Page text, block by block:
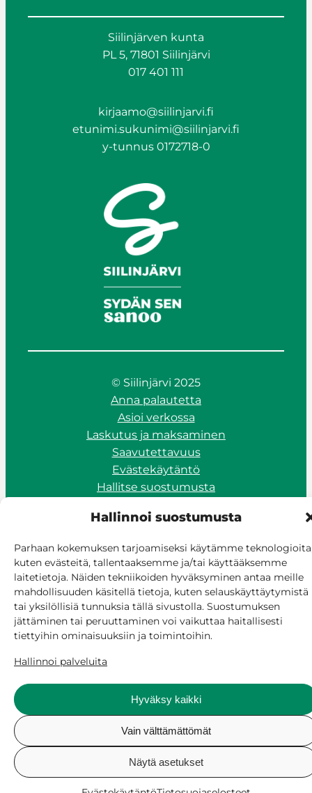
Hallinnoi suostumusta
Parhaan kokemuksen tarjoamiseksi käytämme
kuten evästeitä, tallentaaksemme ja/tai käyttääksemme
laitetietoja. Näiden tekniikoiden hyväksyminen antaa meille
mahdollisuuden käsitellä tietoja, kuten selauskäyttäytymistä
tai yksilöllisiä tunnuksia tällä sivustolla. Suostumuksen
jättäminen tai peruuttaminen voi vaikuttaa haitallisesti
tiettyihin ominaisuuksiin ja toimintoihin.
Hallinnoi palveluita
Hyväksy kaikki
Vain välttämättömät
Näytä asetukset
Siilinjärven kunta
PL 5, 71801 Siilinjärvi
017 401 111
kirjaamo@siilinjarvi.fi
etunimi.sukunimi@siilinjarvi.fi
y-tunnus 0172718-0
© Siilinjärvi 2025
Anna palautetta
Asioi verkossa
Laskutus ja maksaminen
Saavutettavuus
Evästekäytäntö
Hallitse suostumusta